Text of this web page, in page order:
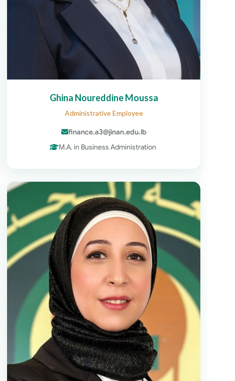
Ghina Noureddine Moussa
Administrative Employee
finance.a3@jinan.edu.lb
M.A. in Business Administration